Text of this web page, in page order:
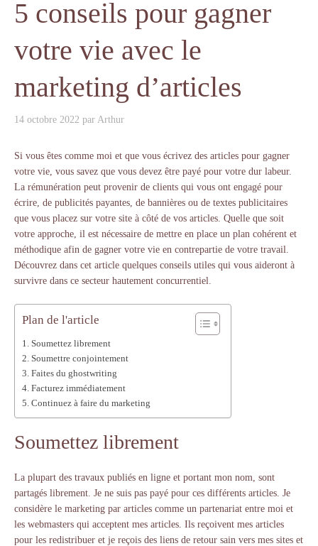
5 conseils pour gagner
votre vie avec le
marketing d’articles
14 octobre 2022 par Arthur
Si vous êtes comme moi et que vous écrivez des articles pour gagner
votre vie, vous savez que vous devez être payé pour votre dur labeur.
La rémunération peut provenir de clients qui vous ont engagé pour
écrire, de publicités payantes, de bannières ou de textes publicitaires
que vous placez sur votre site à côté de vos articles. Quelle que soit
votre approche, il est nécessaire de mettre en place un plan cohérent et
méthodique afin de gagner votre vie en contrepartie de votre travail.
Découvrez dans cet article quelques conseils utiles qui vous aideront à
survivre dans ce secteur hautement concurrentiel.
Plan de l'article
Soumettez librement
Soumettre conjointement
Faites du ghostwriting
Facturez immédiatement
Continuez à faire du marketing
Soumettez librement
La plupart des travaux publiés en ligne et portant mon nom, sont
partagés librement. Je ne suis pas payé pour ces différents articles. Je
considère le marketing par articles comme un partenariat entre moi et
les webmasters qui acceptent mes articles. Ils reçoivent mes articles
pour les redistribuer et je reçois des liens de retour sain vers mes sites et